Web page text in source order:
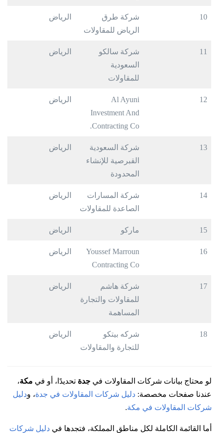
10
شركة طرق
الرياض للمقاولات
الرياض
11
شركة سالكو
السعودية
للمقاولات
الرياض
12
Al Ayuni
Investment And
Contracting Co.
الرياض
13
شركة السعودية
القبرصية للإنشاء
المحدودة
الرياض
14
شركة المسارات
الصاعدة للمقاولات
الرياض
15 ماركو الرياض
16
Youssef Marroun
Contracting Co
الرياض
17
شركة هاشم
للمقاولات والتجارة
المساهمة
الرياض
18
شركه بيتكو
للتجارة والمقاولات
الرياض
لو محتاج بيانات شركات المقاولات في جدة تحديدًا، أو في مكة،
عندنا صفحات مخصصة: دليل شركات المقاولات في جدة، ودليل
شركات المقاولات في مكة.
أما القائمة الكاملة لكل مناطق المملكة، فتجدها في دليل شركات